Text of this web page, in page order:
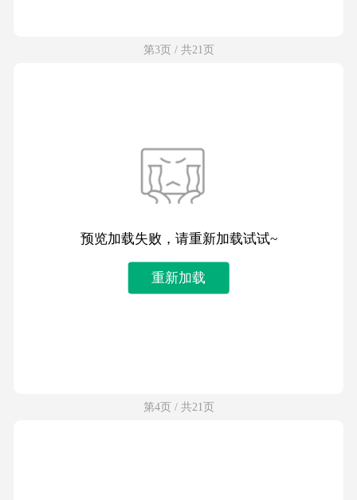
第3页 / 共21页
预览加载失败，请重新加载试试~
重新加载
第4页 / 共21页